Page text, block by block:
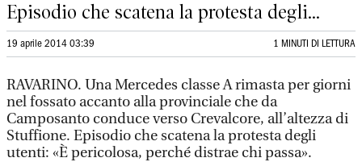
Episodio che scatena la protesta degli...
19 aprile 2014 03:39 1 MINUTI DI LETTURA
RAVARINO. Una Mercedes classe A rimasta per giorni
nel fossato accanto alla provinciale che da
Camposanto conduce verso Crevalcore, all’altezza di
Stuffione. Episodio che scatena la protesta degli
utenti: «È pericolosa, perché distrae chi passa».